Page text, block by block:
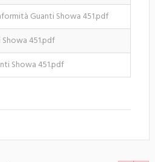
Guanti Showa 451.pdf
451.pdf
Showa 451.pdf